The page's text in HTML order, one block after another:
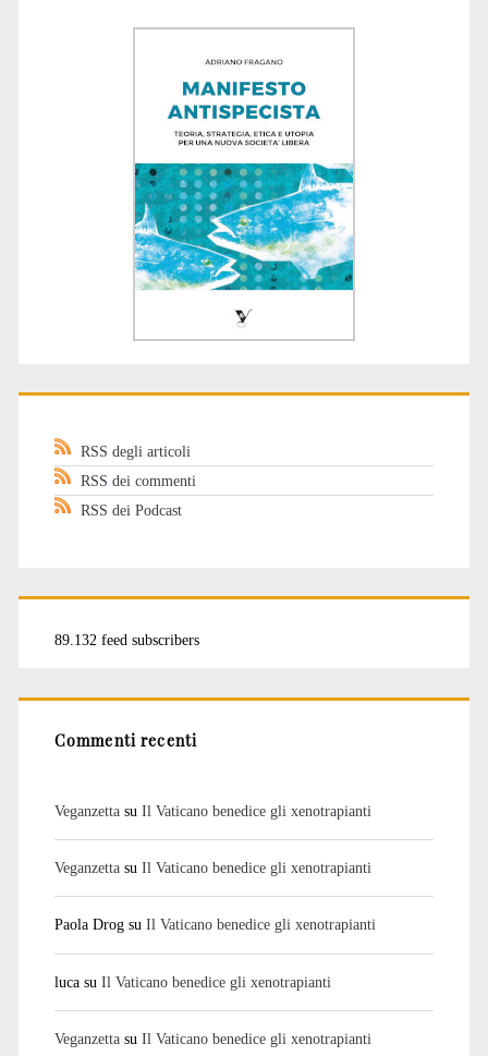
RSS degli articoli
RSS dei commenti
RSS dei Podcast
89.132 feed subscribers
Commenti recenti
Veganzettasu Il Vaticano benedice gli xenotrapianti
Veganzettasu Il Vaticano benedice gli xenotrapianti
Paola Drogsu Il Vaticano benedice gli xenotrapianti
lucasu Il Vaticano benedice gli xenotrapianti
Veganzettasu Il Vaticano benedice gli xenotrapianti